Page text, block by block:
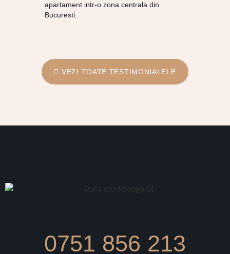
apartament intr-o zona centrala din
Bucuresti.
VEZI TOATE TESTIMONIALELE
0751 856 213